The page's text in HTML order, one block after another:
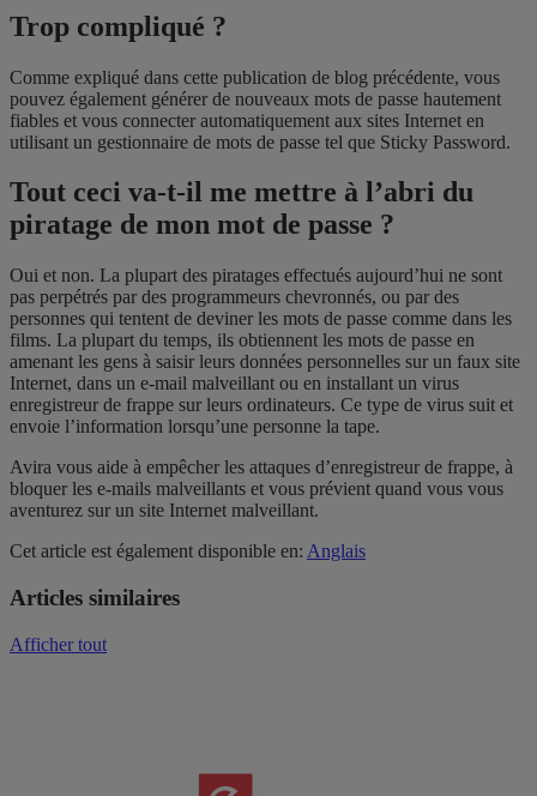
Trop compliqué ?
Comme expliqué dans cette publication de blog précédente, vous
pouvez également générer de nouveaux mots de passe hautement
fiables et vous connecter automatiquement aux sites Internet en
utilisant un gestionnaire de mots de passe tel que Sticky Password.
Tout ceci va-t-il me mettre à l’abri du
piratage de mon mot de passe ?
Oui et non. La plupart des piratages effectués aujourd’hui ne sont
pas perpétrés par des programmeurs chevronnés, ou par des
personnes qui tentent de deviner les mots de passe comme dans les
films. La plupart du temps, ils obtiennent les mots de passe en
amenant les gens à saisir leurs données personnelles sur un faux site
Internet, dans un e-mail malveillant ou en installant un virus
enregistreur de frappe sur leurs ordinateurs. Ce type de virus suit et
envoie l’information lorsqu’une personne la tape.
Avira vous aide à empêcher les attaques d’enregistreur de frappe, à
bloquer les e-mails malveillants et vous prévient quand vous vous
aventurez sur un site Internet malveillant.
Cet article est également disponible en: Anglais
Articles similaires
Afficher tout